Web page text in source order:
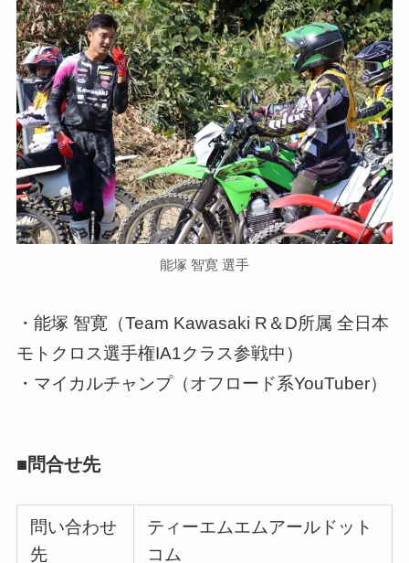
能塚 智寛 選手
・能塚 智寛（Team Kawasaki R＆D所属 全日本
モトクロス選手権IA1クラス参戦中）
・マイカルチャンプ（オフロード系YouTuber）
■問合せ先
問い合わせ
先
ティーエムエムアールドット
コム